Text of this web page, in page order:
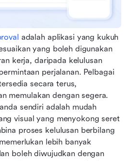
adalah aplikasi yang kukuh
yang boleh digunakan
kerja, daripada kelulusan
perjalanan. Pelbagai
secara terus,
memulakan dengan segera.
sendiri adalah mudah
visual yang menyokong seret
proses kelulusan berbilang
lebih banyak
boleh diwujudkan dengan